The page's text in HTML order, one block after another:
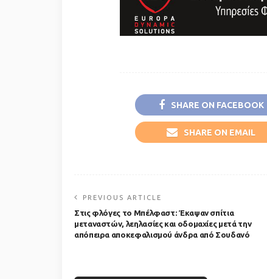
SHARE ON FACEBOOK
SHARE ON EMAIL
PREVIOUS ARTICLE
Στις φλόγες το Μπέλφαστ: Έκαψαν σπίτια
μεταναστών, λεηλασίες και οδομαχίες μετά την
απόπειρα αποκεφαλισμού άνδρα από Σουδανό